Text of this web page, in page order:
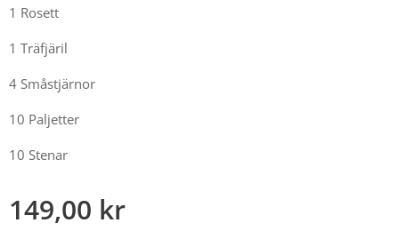
1 Rosett
1 Träfjäril
4 Småstjärnor
10 Paljetter
10 Stenar
149,00 kr